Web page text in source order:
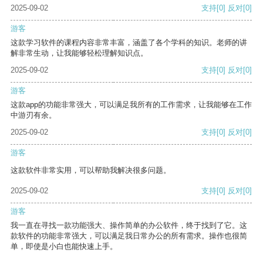
2025-09-02 支持[0] 反对[0]
游客
这款学习软件的课程内容非常丰富，涵盖了各个学科的知识。老师的讲
解非常生动，让我能够轻松理解知识点。
2025-09-02
支持[0] 反对[0]
游客
这款app的功能非常强大，可以满足我所有的工作需求，让我能够在工作
中游刃有余。
2025-09-02
支持[0] 反对[0]
游客
这款软件非常实用，可以帮助我解决很多问题。
2025-09-02 支持[0] 反对[0]
游客
我一直在寻找一款功能强大、操作简单的办公软件，终于找到了它。这
款软件的功能非常强大，可以满足我日常办公的所有需求。操作也很简
单，即使是小白也能快速上手。